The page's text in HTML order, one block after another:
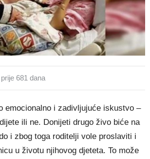
prije 681 dana
emocionalno i zadivljujuće iskustvo –
ili ne. Donijeti drugo živo biće na
i zbog toga roditelji vole proslaviti i
u životu njihovog djeteta. To može